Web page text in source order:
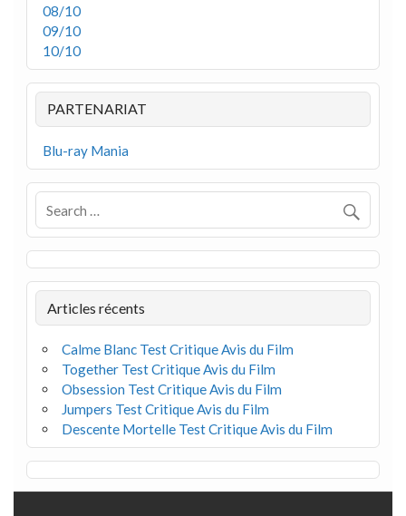
08/10
09/10
10/10
PARTENARIAT
Blu-ray Mania
Articles récents
Calme Blanc Test Critique Avis du Film
Together Test Critique Avis du Film
Obsession Test Critique Avis du Film
Jumpers Test Critique Avis du Film
Descente Mortelle Test Critique Avis du Film